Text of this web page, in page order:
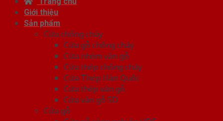
Giới thiệu
Sản phẩm
Cửa chống cháy
Cửa gỗ chống cháy
Cửa nhôm vân gỗ
Cửa thép chống cháy
Cửa Thép Hàn Quốc
Cửa thép vân gỗ
Cửa vân gỗ 5D
Cửa gỗ